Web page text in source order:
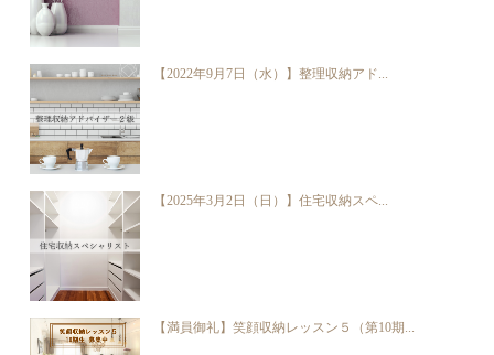
【2022年9月7日（水）】整理収納アド...
【2025年3月2日（日）】住宅収納スペ...
【満員御礼】笑顔収納レッスン５（第10期...